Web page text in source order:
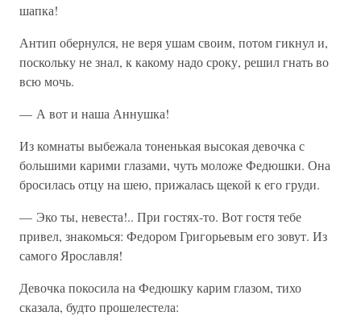
шапка!
Антип обернулся, не веря ушам своим, потом гикнул и,
поскольку не знал, к какому надо сроку, решил гнать во
всю мочь.
— А вот и наша Аннушка!
Из комнаты выбежала тоненькая высокая девочка с
большими карими глазами, чуть моложе Федюшки. Она
бросилась отцу на шею, прижалась щекой к его груди.
— Эко ты, невеста!.. При гостях-то. Вот гостя тебе
привел, знакомься: Федором Григорьевым его зовут. Из
самого Ярославля!
Девочка покосила на Федюшку карим глазом, тихо
сказала, будто прошелестела: